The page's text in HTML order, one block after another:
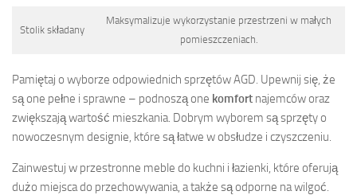
Stolik składany
Maksymalizuje wykorzystanie przestrzeni w małych
pomieszczeniach.
Pamiętaj o wyborze odpowiednich sprzętów AGD. Upewnij się, że
są one pełne i sprawne – podnoszą one komfort najemców oraz
zwiększają wartość mieszkania. Dobrym wyborem są sprzęty o
nowoczesnym designie, które są łatwe w obsłudze i czyszczeniu.
Zainwestuj w przestronne meble do kuchni i łazienki, które oferują
dużo miejsca do przechowywania, a także są odporne na wilgoć.